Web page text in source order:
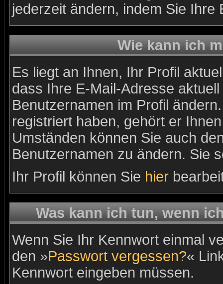
jederzeit ändern, indem Sie
Wie kann ich
Es liegt an Ihnen, Ihr Profil
dass Ihre E-Mail-Adresse
Benutzernamen im Profil
registriert haben, gehört er
Umständen können Sie auch
Benutzernamen zu ändern. Sie
Ihr Profil können Sie hier
Was kann ich tun, wenn
Wenn Sie Ihr Kennwort einmal
den »Passwort vergessen?«
Kennwort eingeben müssen.